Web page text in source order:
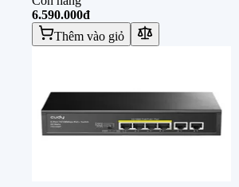
6.590.000đ
Thêm vào giỏ